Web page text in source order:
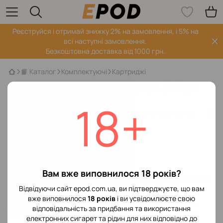
18+
Вам вже виповнилося 18 років?
Відвідуючи сайт epod.com.ua, ви підтверджуєте, що вам
вже виповнилося 18 років і ви усвідомлюєте свою
відповідальність за придбання та використання
електронних сигарет та рідин для них відповідно до
Реєструйся і отримай знижку 2% на замовлення, і 5% на
всі наступні замовлення.
Безкоштовна доставка від 1000 грн.
📙 Каталог Комплектуючі Картриджі
Картриджи для под систем Elf Bar
Картриджі Elf Bar — змінні картриджі для ELFX
та RF350
Картриджі Elf Bar — оригінальні змінні витратники для pod-
систем бренду Elf Bar. У каталозі представлені дві лінійки: